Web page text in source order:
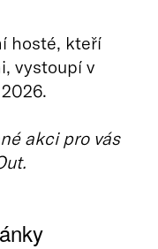
hosté, kteří
vystoupí v
akci pro vás